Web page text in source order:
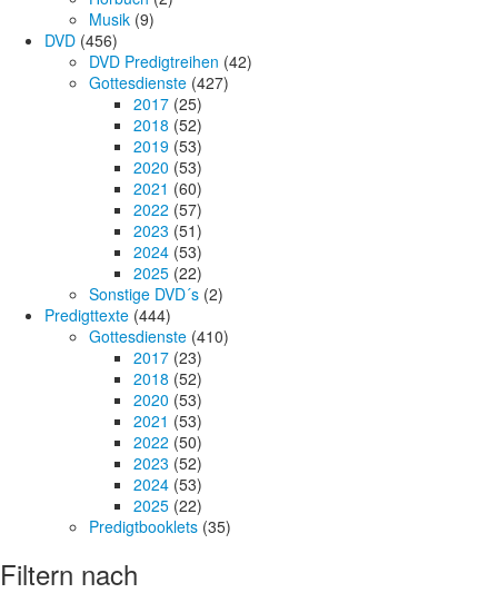
Musik (9)
DVD (456)
DVD Predigtreihen (42)
Gottesdienste (427)
2017 (25)
2018 (52)
2019 (53)
2020 (53)
2021 (60)
2022 (57)
2023 (51)
2024 (53)
2025 (22)
Sonstige DVD´s (2)
Predigttexte (444)
Gottesdienste (410)
2017 (23)
2018 (52)
2020 (53)
2021 (53)
2022 (50)
2023 (52)
2024 (53)
2025 (22)
Predigtbooklets (35)
Filtern nach